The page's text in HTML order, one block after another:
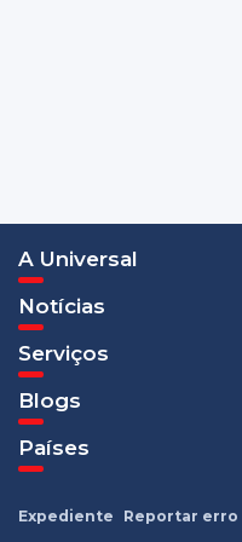
A Universal
Notícias
Serviços
Blogs
Países
Expediente Reportar erro